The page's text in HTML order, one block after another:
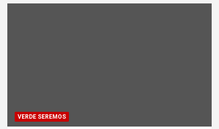
VERDE SEREMOS